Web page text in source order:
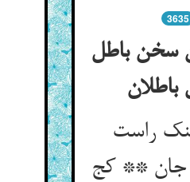
3635
سخن باطل
باطلان‏
راست
جان ** کج